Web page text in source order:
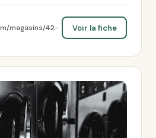
magasins/42-
Voir la fiche